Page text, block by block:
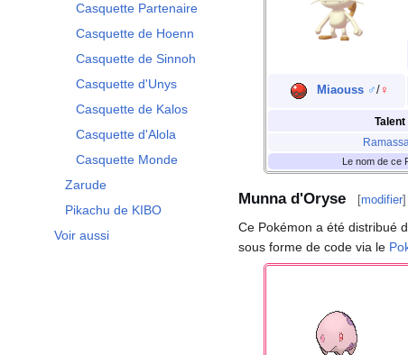
Casquette Partenaire
Casquette de Hoenn
Casquette de Sinnoh
Casquette d'Unys
Casquette de Kalos
Casquette d'Alola
Casquette Monde
Zarude
Pikachu de KIBO
Voir aussi
Miaouss ♂/ ♀
Talent
Le nom de ce
Munna d'Oryse [modifier]
Ce Pokémon a été distribué
sous forme de code via le